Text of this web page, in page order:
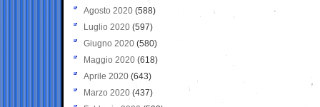
Agosto 2020 (588)
Luglio 2020 (597)
Giugno 2020 (580)
Maggio 2020 (618)
Aprile 2020 (643)
Marzo 2020 (437)